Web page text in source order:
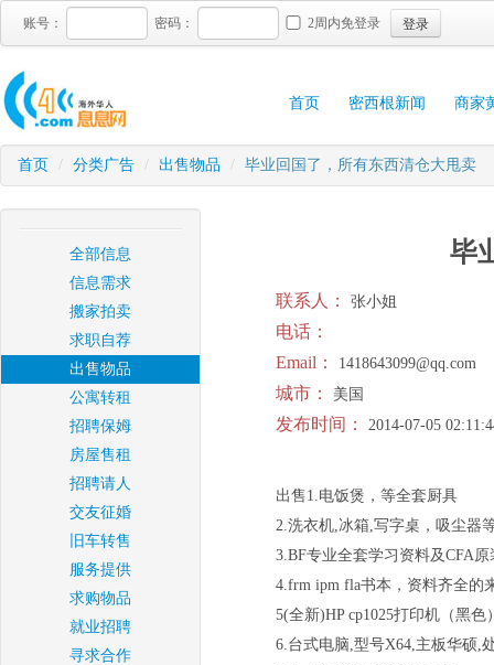
账号： 密码： 2周内免登录 登录
首页 密西根新闻 商家
首页 / 分类广告 / 出售物品 / 毕业回国了，所有东西清仓大甩卖
全部信息
信息需求
搬家拍卖
求职自荐
出售物品
公寓转租
招聘保姆
房屋售租
招聘请人
交友征婚
旧车转售
服务提供
求购物品
就业招聘
寻求合作
毕
联系人： 张小姐
电话：
Email：
1418643099@qq.com
城市： 美国
发布时间： 2014-07-05
出售1.电饭煲，等全套厨具
2.洗衣机,冰箱,写字桌，吸尘器
3.BF专业全套学习资料及CFA原
4.frm ipm fla书本，资料齐全的
5(全新)HP cp1025打印机（黑色
6.台式电脑,型号X64,主板华硕,